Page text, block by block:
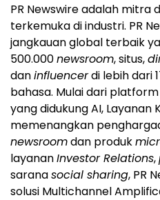
PR Newswire adalah mitra
terkemuka di industri. PR
jangkauan global terbaik
500.000newsroom, situs,
daninfluencerdi lebih dari
bahasa. Mulai dari
yang didukung AI, Layanan
memenangkan
newsroomdan produk
layananInvestor Relations,
saranasocial sharing, PR
solusi Multichannel